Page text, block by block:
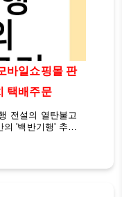
바일쇼핑몰 판
택배주문
을 확인할 수 있